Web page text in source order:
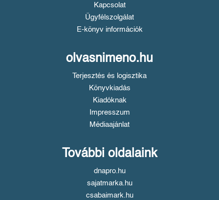
Kapcsolat
Ügyfélszolgálat
E-könyv információk
olvasnimeno.hu
Terjesztés és logisztika
Könyvkiadás
Kiadóknak
Impresszum
Médiaajánlat
További oldalaink
dnapro.hu
sajatmarka.hu
csabaimark.hu